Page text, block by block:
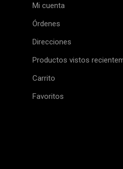
Mi cuenta
Órdenes
Direcciones
Productos vistos
Carrito
Favoritos